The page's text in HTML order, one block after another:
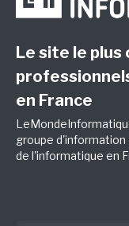
Le site le plus
en France
groupe
de l'informatique en